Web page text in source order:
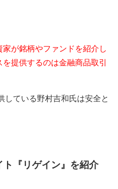
が銘柄やファンドを紹介し
提供するのは金融商品取引
している野村吉和氏は安全と
ト『リゲイン』を紹介